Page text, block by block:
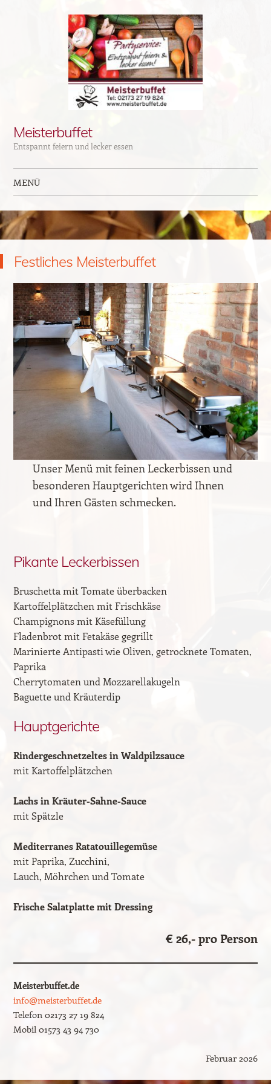
Meisterbuffet
Entspannt feiern und lecker essen
MENÜ
Festliches Meisterbuffet
Unser Menü mit feinen Leckerbissen und
besonderen Hauptgerichten wird Ihnen
und Ihren Gästen schmecken.
Pikante Leckerbissen
Bruschetta mit Tomate überbacken
Kartoffelplätzchen mit Frischkäse
Champignons mit Käsefüllung
Fladenbrot mit Fetakäse gegrillt
Marinierte Antipasti wie Oliven, getrocknete Tomaten,
Paprika
Cherrytomaten und Mozzarellakugeln
Baguette und Kräuterdip
Hauptgerichte
Rindergeschnetzeltes in Waldpilzsauce
mit Kartoffelplätzchen
Lachs in Kräuter-Sahne-Sauce
mit Spätzle
Mediterranes Ratatouillegemüse
mit Paprika, Zucchini,
Lauch, Möhrchen und Tomate
Frische Salatplatte mit Dressing
€ 26,- pro Person
Meisterbuffet.de
info@meisterbuffet.de
Telefon 02173 27 19 824
Mobil 01573 43 94 730
Februar 2026